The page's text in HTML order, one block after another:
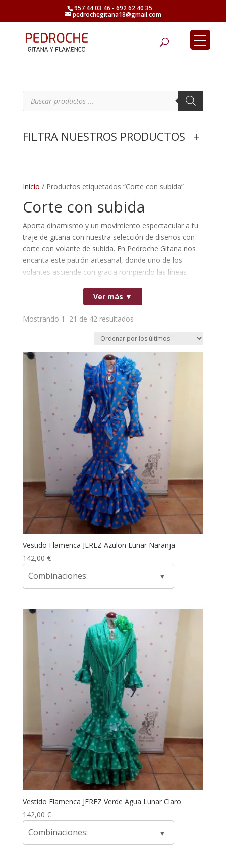
957 44 03 46 - 692 62 40 35
pedrochegitana18@gmail.com
Inicio / Productos etiquetados “Corte con subida”
Corte con subida
Aporta dinamismo y un movimiento espectacular a tu
traje de gitana con nuestra selección de diseños con
corte con volante de subida. En Pedroche Gitana nos
encanta este patrón artesanal, donde uno de los
volantes asciende con gracia rompiendo las líneas
flamenca no solo estiliza visualmente la silueta y
alarga la figura, sino que genera un vuelo majestuoso
e inigualable al caminar o bailar en el real. Una opción
perfecta para destacar con elegancia y duende en
cualquier feria, romería o evento especial.
Ver más ▼
Mostrando 1–21 de 42 resultadosOrdenado
los
últimos
Vestido Flamenca JEREZ Azulon Lunar Naranja
142,00 €
Combinaciones:
Vestido Flamenca JEREZ Verde Agua Lunar Claro
142,00 €
Combinaciones:
B
d
a
d
u
t
o
s
FILTRA NUESTROS PRODUCTOS +